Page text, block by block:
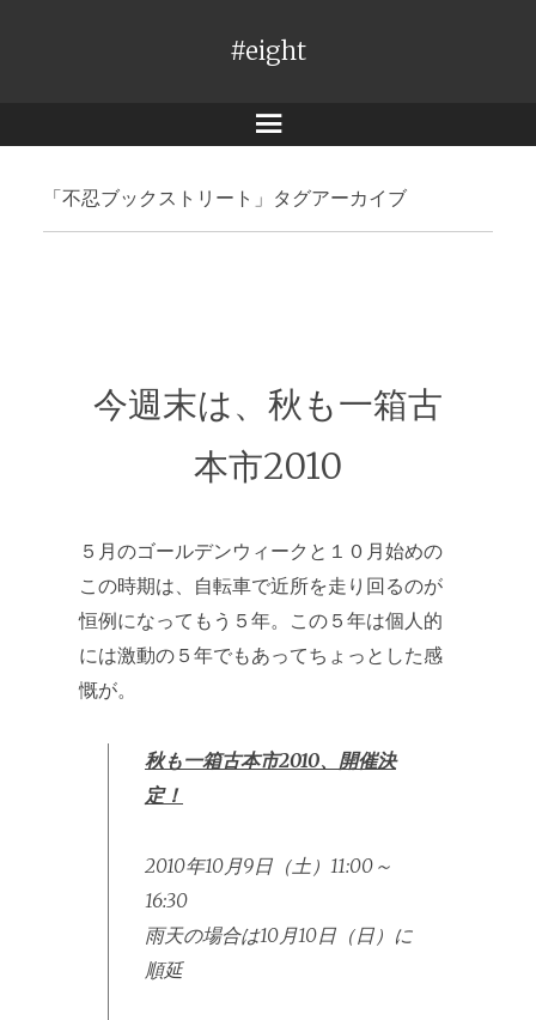
#eight
メ
ュ
ー
「不忍ブックストリート 」タグアーカイブ
今週末は、秋も一箱古
本市2010
５月のゴールデンウィークと１０月始めの
この時期は、自転車で近所を走り回るのが
恒例になってもう５年。この５年は個人的
には激動の５年でもあってちょっとした感
慨が。
秋も一箱古本市2010、開催決
定！
2010年10月9日（土）11:00～
16:30
雨天の場合は10月10日（日）に
順延